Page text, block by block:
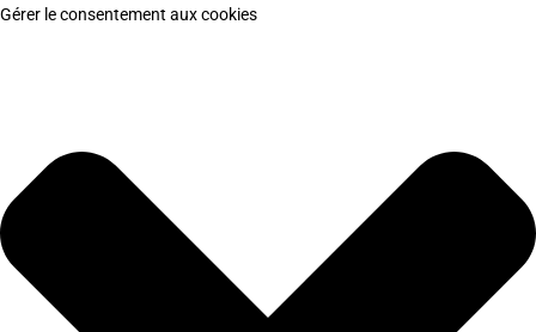
Gérer le consentement aux cookies